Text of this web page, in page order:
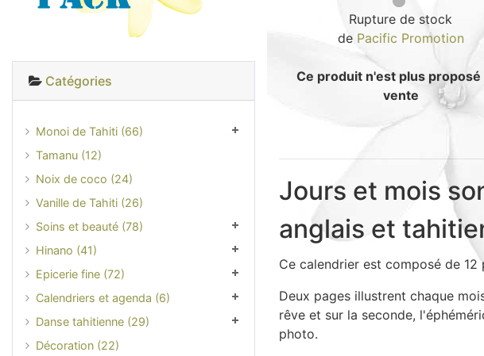
Rupture de stock
de Pacific Promotion
Ce produit n'est plus proposé
vente
Jours et mois
anglais et
Ce calendrier est composé de 12
Deux pages illustrent chaque
rêve et sur la seconde,
photo.
Catégories
Monoi de Tahiti (66)
Tamanu (12)
Noix de coco (24)
Vanille de Tahiti (26)
Soins et beauté (78)
Hinano (41)
Epicerie fine (72)
Calendriers et agenda (6)
Danse tahitienne (29)
Décoration (22)